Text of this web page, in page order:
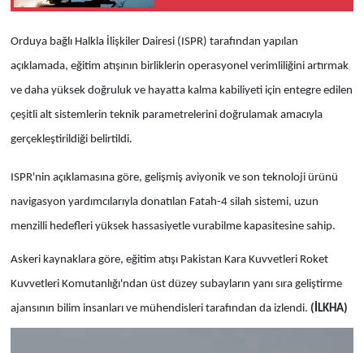
Orduya bağlı Halkla İlişkiler Dairesi (ISPR) tarafından yapılan
açıklamada, eğitim atışının birliklerin operasyonel verimliliğini artırmak
ve daha yüksek doğruluk ve hayatta kalma kabiliyeti için entegre edilen
çeşitli alt sistemlerin teknik parametrelerini doğrulamak amacıyla
gerçekleştirildiği belirtildi.
ISPR'nin açıklamasına göre, gelişmiş aviyonik ve son teknoloji ürünü
navigasyon yardımcılarıyla donatılan Fatah-4 silah sistemi, uzun
menzilli hedefleri yüksek hassasiyetle vurabilme kapasitesine sahip.
Askeri kaynaklara göre, eğitim atışı Pakistan Kara Kuvvetleri Roket
Kuvvetleri Komutanlığı'ndan üst düzey subayların yanı sıra geliştirme
ajansının bilim insanları ve mühendisleri tarafından da izlendi. (İLKHA)